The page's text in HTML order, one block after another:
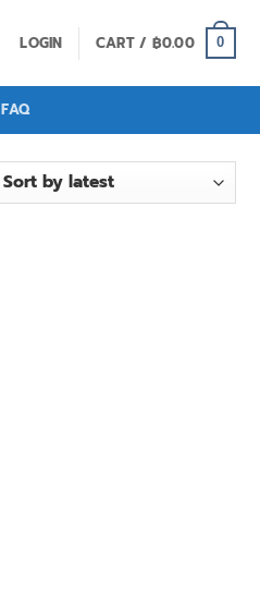
LOGIN CART / ฿0.00 0
FAQ